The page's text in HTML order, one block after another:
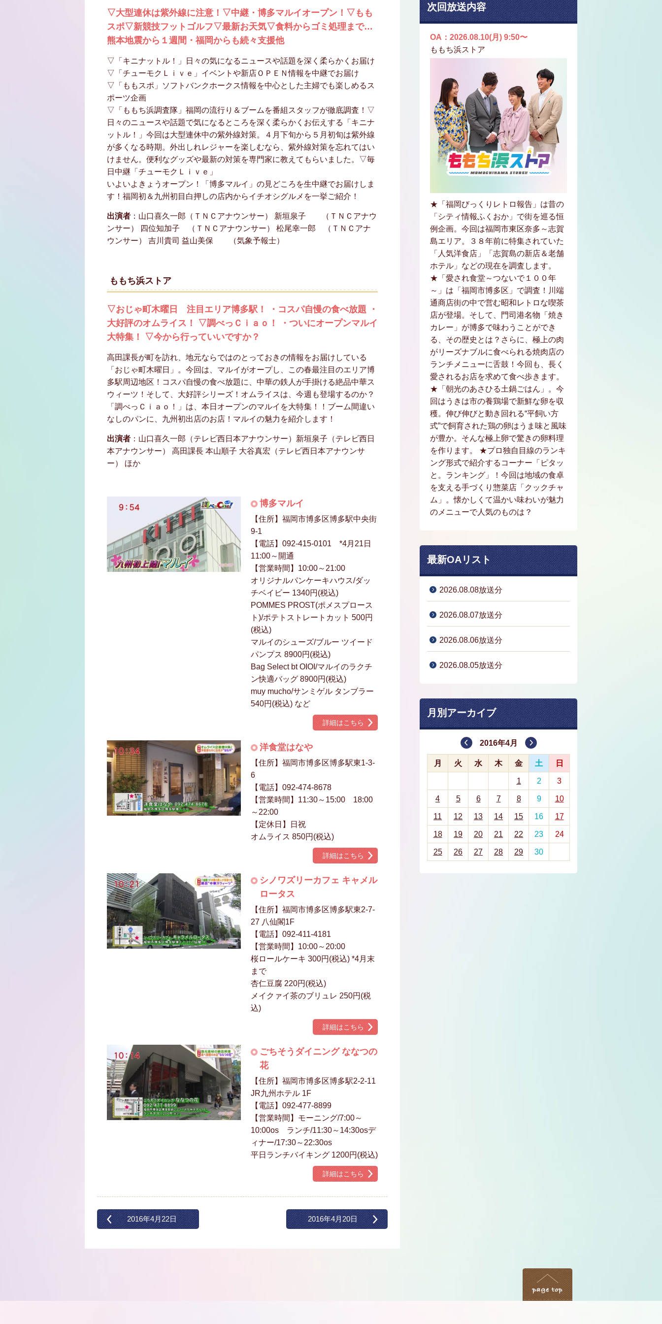
▽大型連休は紫外線に注意！▽中継・博多マルイオープン！▽もも
スポ▽新競技フットゴルフ▽最新お天気▽食料からゴミ処理まで…
熊本地震から１週間・福岡からも続々支援他
▽「キニナットル！」日々の気になるニュースや話題を深く柔らかくお届け
▽「チューモクＬｉｖｅ」イベントや新店ＯＰＥＮ情報を中継でお届け
▽「ももスポ」ソフトバンクホークス情報を中心とした主婦でも楽しめるス
ポーツ企画
▽「ももち浜調査隊」福岡の流行り＆ブームを番組スタッフが徹底調査！▽
日々のニュースや話題で気になるところを深く柔らかくお伝えする「キニナ
ットル！」今回は大型連休中の紫外線対策。４月下旬から５月初旬は紫外線
が多くなる時期。外出しれレジャーを楽しむなら、紫外線対策を忘れてはい
けません。便利なグッズや最新の対策を専門家に教えてもらいました。▽毎
日中継「チューモクＬｉｖｅ」
いよいよきょうオープン！「博多マルイ」の見どころを生中継でお届けしま
す！福岡初＆九州初目白押しの店内からイチオシグルメを一挙ご紹介！
出演者 ：山口喜久一郎（ＴＮＣアナウンサー） 新垣泉子 （ＴＮＣアナウ
ンサー） 四位知加子 （ＴＮＣアナウンサー） 松尾幸一郎 （ＴＮＣアナ
ウンサー） 吉川貴司 益山美保 （気象予報士）
ももち浜ストア
▽おじゃ町木曜日 注目エリア博多駅！ ・コスパ自慢の食べ放題 ・
大好評のオムライス！ ▽調べっＣｉａｏ！ ・ついにオープンマルイ
大特集！ ▽今から行っていいですか？
高田課長が町を訪れ、地元ならではのとっておきの情報をお届けしている
「おじゃ町木曜日」。今回は、マルイがオープし、この春最注目のエリア博
多駅周辺地区！コスパ自慢の食べ放題に、中華の鉄人が手掛ける絶品中華ス
ウィーツ！そして、大好評シリーズ！オムライスは、今週も登場するのか？
「調べっＣｉａｏ！」は、本日オープンのマルイを大特集！！ブーム間違い
なしのパンに、九州初出店のお店！マルイの魅力を紹介します！
出演者 ：山口喜久一郎（テレビ西日本アナウンサー）新垣泉子（テレビ西日
本アナウンサー） 高田課長 本山順子 大谷真宏（テレビ西日本アナウンサ
ー） ほか
博多マルイ
【住所】福岡市博多区博多駅中央街
9-1
【電話】092-415-0101 *4月21日
11:00～開通
【営業時間】10:00～21:00
オリジナルパンケーキハウス/ダッ
チベイビー 1340円(税込)
POMMES PROST(ポメスプロース
ト)/ポテトストレートカット 500円
(税込)
マルイのシューズ/ブルー ツイード
パンプス 8900円(税込)
Bag Select bt OIOI/マルイのラクチ
ン快適バッグ 8900円(税込)
muy mucho/サンミゲル タンブラー
540円(税込) など
詳細はこちら
洋食堂はなや
【住所】福岡市博多区博多駅東1-3-
6
【電話】092-474-8678
【営業時間】11:30～15:00 18:00
～22:00
【定休日】日祝
オムライス 850円(税込)
詳細はこちら
シノワズリーカフェ キャメル
ロータス
【住所】福岡市博多区博多駅東2-7-
27 八仙閣1F
【電話】092-411-4181
【営業時間】10:00～20:00
桜ロールケーキ 300円(税込) *4月末
まで
杏仁豆腐 220円(税込)
メイクァイ茶のブリュレ 250円(税
込)
詳細はこちら
ごちそうダイニング ななつの
花
【住所】福岡市博多区博多駅2-2-11
JR九州ホテル 1F
【電話】092-477-8899
【営業時間】モーニング/7:00～
10:00os ランチ/11:30～14:30osデ
ィナー/17:30～22:30os
平日ランチバイキング 1200円(税込)
詳細はこちら
2016年4月22日 2016年4月20日
次回放送内容
OA：2026.08.10(月) 9:50〜
ももち浜ストア
★「福岡びっくりレトロ報告」は昔の
「シティ情報ふくおか」で街を巡る恒
例企画。今回は福岡市東区奈多～志賀
島エリア。３８年前に特集されていた
「人気洋食店」「志賀島の新店＆老舗
ホテル」などの現在を調査します。
★「愛され食堂～つないで１００年
～」は「福岡市博多区」で調査！川端
通商店街の中で営む昭和レトロな喫茶
店が登場。そして、門司港名物「焼き
カレー」が博多で味わうことができ
る、その歴史とは？さらに、極上の肉
がリーズナブルに食べられる焼肉店の
ランチメニューに舌鼓！今回も、長く
愛されるお店を求めて食べ歩きます。
★「朝光のあさひる土鍋ごはん」。今
回はうきは市の養鶏場で新鮮な卵を収
穫。伸び伸びと動き回れる“平飼い方
式”で飼育された鶏の卵はうま味と風味
が豊か。そんな極上卵で驚きの卵料理
を作ります。 ★プロ独自目線のランキ
ング形式で紹介するコーナー「ピタッ
と。ランキング」！今回は地域の食卓
を支える手づくり惣菜店「クックチャ
ム」。懐かしくて温かい味わいが魅力
のメニューで人気のものは？
最新OAリスト
2026.08.08放送分
2026.08.07放送分
2026.08.06放送分
2026.08.05放送分
月別アーカイブ
2016年4月
月 火 水 木 金 土 日
1 2 3
4 5 6 7 8 9 10
11 12 13 14 15 16 17
18 19 20 21 22 23 24
25 26 27 28 29 30